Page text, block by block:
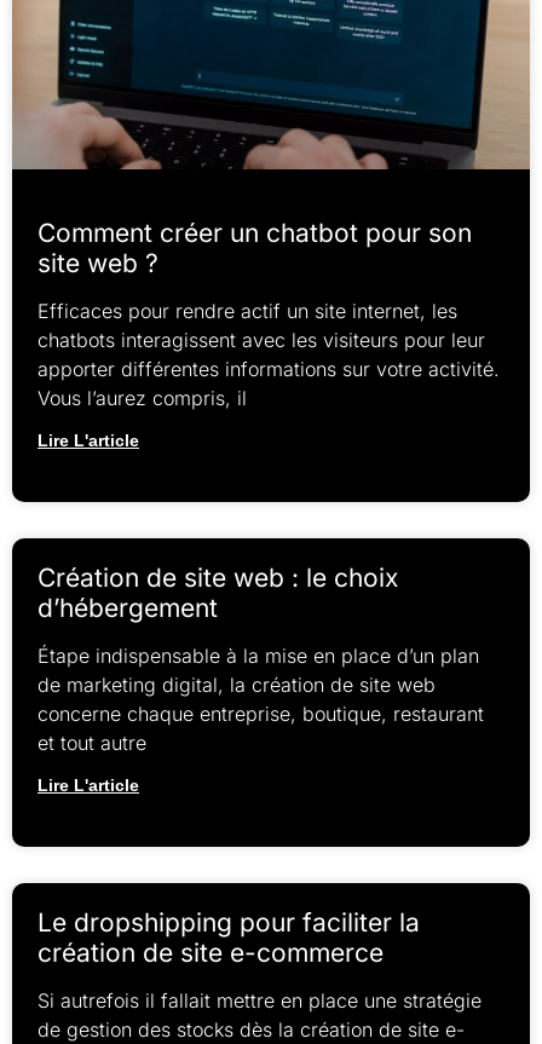
Comment créer un chatbot pour son
site web ?
Efficaces pour rendre actif un site internet, les
chatbots interagissent avec les visiteurs pour leur
apporter différentes informations sur votre activité.
Vous l’aurez compris, il
Lire L'article
Création de site web : le choix
d’hébergement
Étape indispensable à la mise en place d’un plan
de marketing digital, la création de site web
concerne chaque entreprise, boutique, restaurant
et tout autre
Lire L'article
Le dropshipping pour faciliter la
création de site e-commerce
Si autrefois il fallait mettre en place une stratégie
de gestion des stocks dès la création de site e-